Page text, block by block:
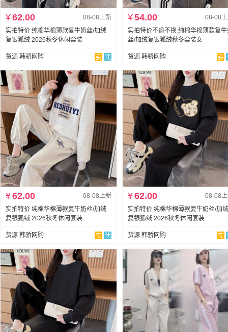
08-08上新
¥62.00
实拍特价 纯棉华棉薄款复牛奶丝/加绒
复银狐绒 2026秋冬休闲套装
货源 韩骄网购
08-08
¥54.00
实拍特价不退不换 纯棉华棉薄款复
丝/加绒复银狐绒秋冬套装女
货源 韩骄网购
08-08上新
¥62.00
实拍特价 纯棉华棉薄款复牛奶丝/加绒
复银狐绒 2026秋冬休闲套装
货源 韩骄网购
08-08
¥62.00
实拍特价 纯棉华棉薄款复牛奶丝/加绒
复银狐绒 2026秋冬休闲套装
货源 韩骄网购